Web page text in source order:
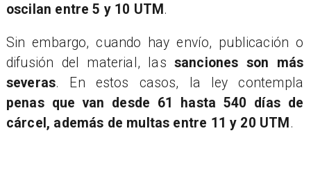
oscilan entre 5 y 10 UTM.
Sin embargo, cuando hay envío, publicación o
difusión del material, las sanciones son más
severas. En estos casos, la ley contempla
penas que van desde 61 hasta 540 días de
cárcel, además de multas entre 11 y 20 UTM .